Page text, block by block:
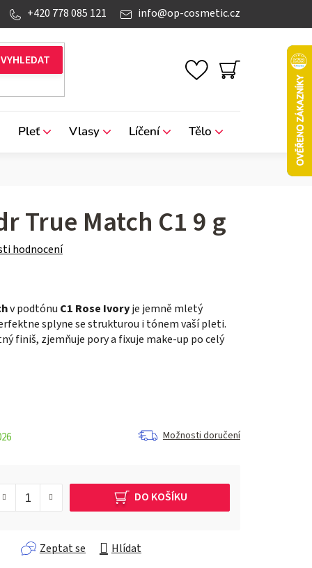
info@op-cosmetic.cz
+420 778 085 121
NÁKUPNÍ
Pleť Vlasy Líčení Tělo
True Match C1 9 g
hodnocení
v podtónu C1 Rose Ivoryje jemně mletý
splyne se strukturou i tónem vaší pleti.
finiš, zjemňuje pory a fixuje make-up po celý
Možnosti doručení
DO KOŠÍKU
Zeptat se Hlídat